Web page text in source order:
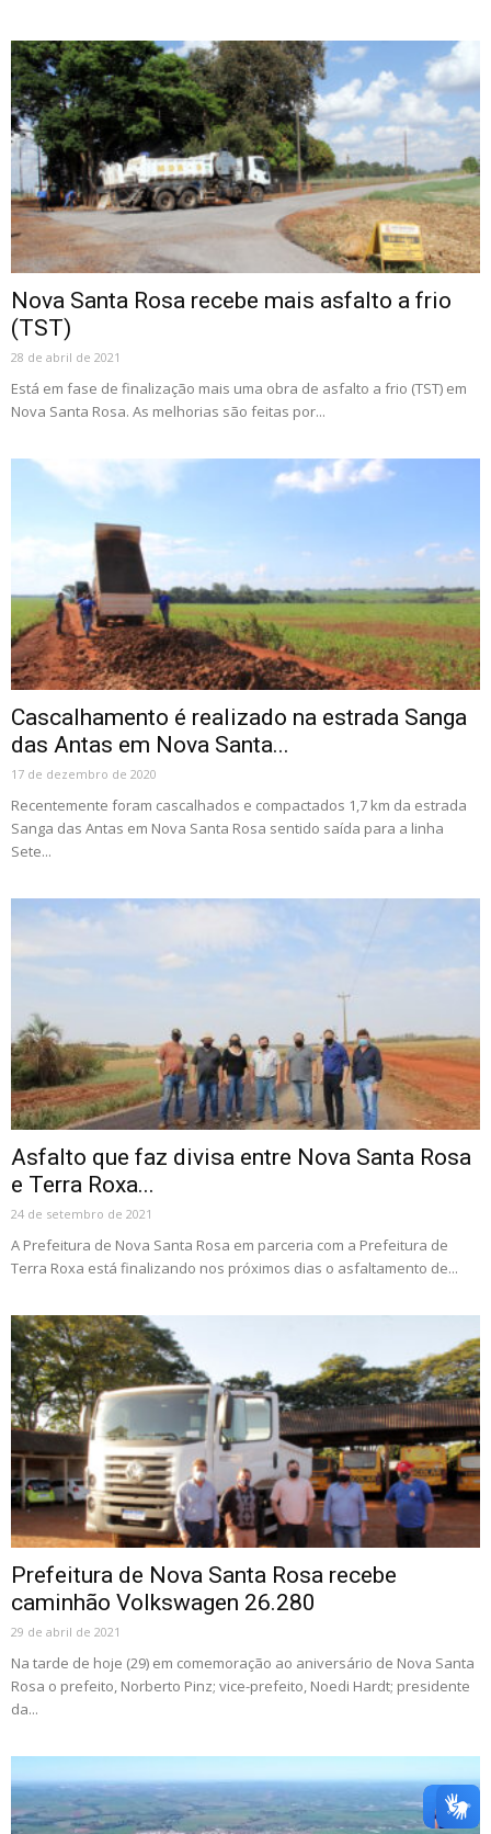
Nova Santa Rosa recebe mais asfalto a frio
(TST)
28 de abril de 2021
Está em fase de finalização mais uma obra de asfalto a frio (TST) em
Nova Santa Rosa. As melhorias são feitas por...
Cascalhamento é realizado na estrada Sanga
das Antas em Nova Santa...
17 de dezembro de 2020
Recentemente foram cascalhados e compactados 1,7 km da estrada
Sanga das Antas em Nova Santa Rosa sentido saída para a linha
Sete...
Asfalto que faz divisa entre Nova Santa Rosa
e Terra Roxa...
24 de setembro de 2021
A Prefeitura de Nova Santa Rosa em parceria com a Prefeitura de
Terra Roxa está finalizando nos próximos dias o asfaltamento de...
Prefeitura de Nova Santa Rosa recebe
caminhão Volkswagen 26.280
29 de abril de 2021
Na tarde de hoje (29) em comemoração ao aniversário de Nova Santa
Rosa o prefeito, Norberto Pinz; vice-prefeito, Noedi Hardt; presidente
da...